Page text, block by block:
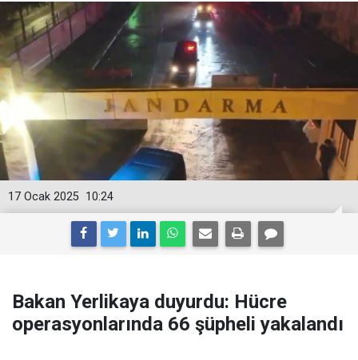
10:24
17 Ocak 2025
Bakan Yerlikaya duyurdu: Hücre
operasyonlarında 66 şüpheli yakalandı